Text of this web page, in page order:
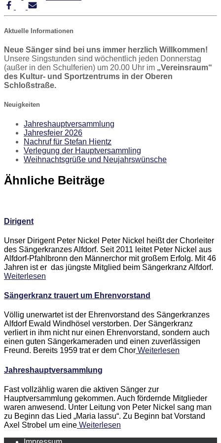
Aktuelle Informationen
Neue Sänger sind bei uns immer herzlich Willkommen!
Unsere Singstunden sind wöchentlich jeden Donnerstag
(außer in den Schulferien) um 20.00 Uhr im „Vereinsraum“
des Kultur- und Sportzentrums in der Oberen
Schloßstraße.
Neuigkeiten
Jahreshauptversammlung
Jahresfeier 2026
Nachruf für Stefan Hientz
Verlegung der Hauptversammling
Weihnachtsgrüße und Neujahrswünsche
Ähnliche Beiträge
Dirigent
Unser Dirigent Peter Nickel Peter Nickel heißt der Chorleiter
des Sängerkranzes Alfdorf. Seit 2011 leitet Peter Nickel aus
Alfdorf-Pfahlbronn den Männerchor mit großem Erfolg. Mit 46
Jahren ist er das jüngste Mitglied beim Sängerkranz Alfdorf.
Weiterlesen
Sängerkranz trauert um Ehrenvorstand
Völlig unerwartet ist der Ehrenvorstand des Sängerkranzes
Alfdorf Ewald Windhösel verstorben. Der Sängerkranz
verliert in ihm nicht nur einen Ehrenvorstand, sondern auch
einen guten Sängerkameraden und einen zuverlässigen
Freund. Bereits 1959 trat er dem Chor Weiterlesen
Jahreshauptversammlung
Fast vollzählig waren die aktiven Sänger zur
Hauptversammlung gekommen. Auch fördernde Mitglieder
waren anwesend. Unter Leitung von Peter Nickel sang man
zu Beginn das Lied „Maria lassu“. Zu Beginn bat Vorstand
Axel Strobel um eine Weiterlesen